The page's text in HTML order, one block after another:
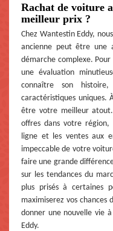
Rachat de voiture
meilleur prix ?
Chez Wantestin Eddy,
ancienne peut être une
démarche complexe.
une évaluation
connaître son
caractéristiques uniques.
être votre meilleur
offres dans votre
ligne et les ventes aux
impeccable de votre
faire une grande
sur les tendances du
plus prisés à certaines
maximiserez vos
donner une nouvelle vie
Eddy.